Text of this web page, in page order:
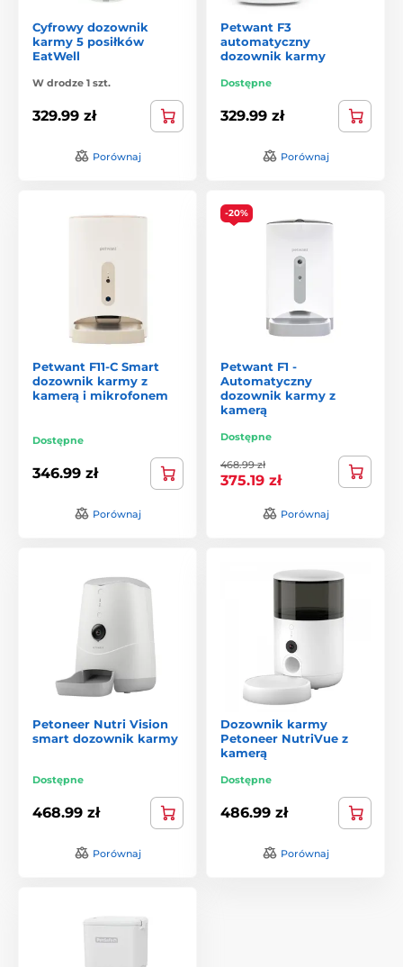
Cyfrowy dozownik
karmy 5 posiłków
EatWell
W drodze 1 szt.
329.99 zł
Porównaj
Petwant F3
automatyczny
dozownik karmy
Dostępne
329.99 zł
Porównaj
Petwant F11-C Smart
dozownik karmy z
kamerą i mikrofonem
Dostępne
346.99 zł
Porównaj
-20%
Petwant F1 -
Automatyczny
dozownik karmy z
kamerą
Dostępne
468.99 zł
375.19 zł
Porównaj
Petoneer Nutri Vision
smart dozownik karmy
Dostępne
468.99 zł
Porównaj
Dozownik karmy
Petoneer NutriVue z
kamerą
Dostępne
486.99 zł
Porównaj